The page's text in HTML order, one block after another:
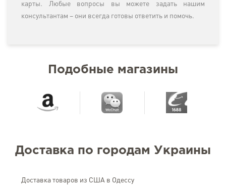
карты. Любые вопросы вы можете задать нашим
консультантам – они всегда готовы ответить и помочь.
Подобные магазины
Доставка по городам Украины
Доставка товаров из США в Одессу